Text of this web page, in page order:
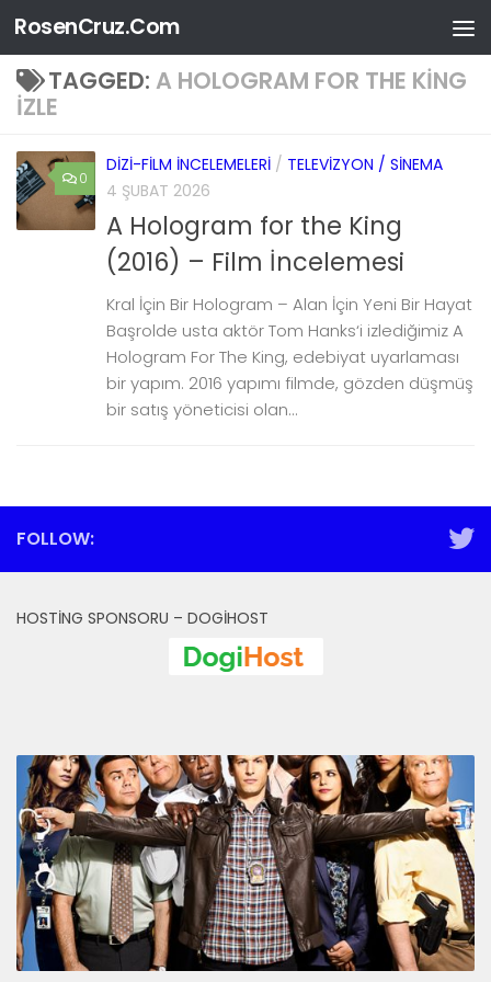
Skip to content
RosenCruz.Com
TAGGED: A HOLOGRAM FOR THE KING
IZLE
0
DIZI-FILM İNCELEMELERI / TELEVIZYON / SINEMA
4 ŞUBAT 2026
A Hologram for the King
(2016) – Film İncelemesi
Kral İçin Bir Hologram – Alan İçin Yeni Bir Hayat
Başrolde usta aktör Tom Hanks‘i izlediğimiz A
Hologram For The King, edebiyat uyarlaması
bir yapım. 2016 yapımı filmde, gözden düşmüş
bir satış yöneticisi olan...
FOLLOW:
HOSTING SPONSORU – DOGIHOST